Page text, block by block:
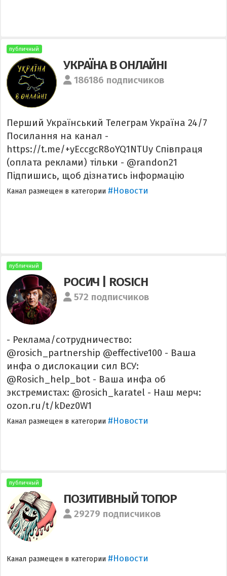
публичный
УКРАЇНА В ОНЛАЙНІ
186186 подписчиков
Перший Український Телеграм Україна 24/7
Посилання на канал -
https://t.me/+yEccgcR8oYQ1NTUy Співпраця
(оплата реклами) тільки - @randon21
Підпишись, щоб дізнатись інформацію
Канал размещен в категории #Новости
публичный
РОСИЧ | ROSICH
572 подписчиков
- Реклама/сотрудничество:
@rosich_partnership @effective100 - Ваша
инфа о дислокации сил ВСУ:
@Rosich_help_bot - Ваша инфа об
экстремистах: @rosich_karatel - Наш мерч:
ozon.ru/t/kDez0W1
Канал размещен в категории #Новости
публичный
ПОЗИТИВНЫЙ ТОПОР
29279 подписчиков
Канал размещен в категории #Новости